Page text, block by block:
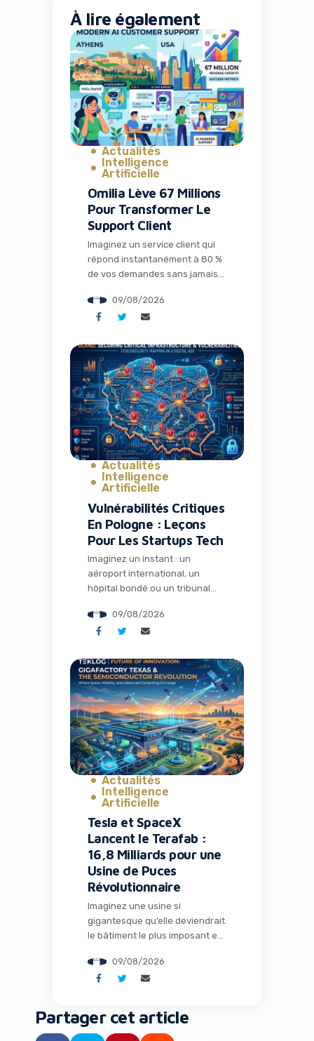
À lire également
Actualités
Intelligence
Artificielle
Omilia Lève 67 Millions
Pour Transformer Le
Support Client
Imaginez un service client qui
répond instantanément à 80 %
de vos demandes sans jamais
parfaitement votre historique
et qui optimise chaque
satisfaction tout en réduisant
drastiquement les coûts. Ce
n’est plus de la science-fiction :
c’est la réalité que construit
Omilia, une société grecque qui
vient de […]
09/08/2026
Actualités
Intelligence
Artificielle
Vulnérabilités Critiques
En Pologne : Leçons
Pour Les Startups Tech
Imaginez un instant : un
aéroport international, un
hôpital bondé ou un tribunal
tous potentiellement
accessibles via une simple faille
C’est exactement ce que deux
chercheurs en sécurité
polonais ont mis en lumière
récemment lors de la
conférence Def Con à Las
Vegas. Leur scan […]
09/08/2026
Actualités
Intelligence
Artificielle
Tesla et SpaceX
Lancent le Terafab :
16,8 Milliards pour une
Usine de Puces
Révolutionnaire
Imaginez une usine si
gigantesque qu’elle deviendrait
le bâtiment le plus imposant et
C’est exactement le projet
ambitieux que Tesla et SpaceX
conducteurs révolutionnaire au
Texas qui pourrait redéfinir
09/08/2026
Partager cet article
Yes, I will turn off Ad-Blocker
No Thanks